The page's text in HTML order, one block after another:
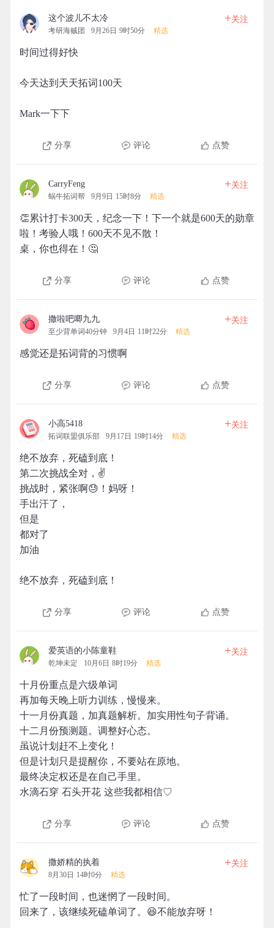
这个波儿不太冷
考研海贼团 9月26日 9时50分 精选
+关注
时间过得好快
今天达到天天拓词100天
Mark一下下
分享 评论 点赞
CarryFeng
蜗牛拓词帮 9月9日 15时8分 精选
+关注
👏累计打卡300天，纪念一下！下一个就是600天的勋章
啦！考验人哦！600天不见不散！
桌，你也得在！🤔
分享 评论 点赞
撒啦吧唧九九
至少背单词40分钟 9月4日 11时22分 精选
+关注
感觉还是拓词背的习惯啊
分享 评论 点赞
小高5418
拓词联盟俱乐部 9月17日 19时14分 精选
+关注
绝不放弃，死磕到底！
第二次挑战全对，✌️
挑战时，紧张啊😓！妈呀！
手出汗了，
但是
都对了
加油
绝不放弃，死磕到底！
分享 评论 点赞
爱英语的小陈童鞋
乾坤未定 10月6日 8时19分 精选
+关注
十月份重点是六级单词
再加每天晚上听力训练，慢慢来。
十一月份真题，加真题解析。加实用性句子背诵。
十二月份预测题。调整好心态。
虽说计划赶不上变化！
但是计划只是提醒你，不要站在原地。
最终决定权还是在自己手里。
水滴石穿 石头开花 这些我都相信♡
分享 评论 点赞
撒娇精的执着
8月30日 14时0分 精选
+关注
忙了一段时间，也迷惘了一段时间。
回来了，该继续死磕单词了。😆不能放弃呀！